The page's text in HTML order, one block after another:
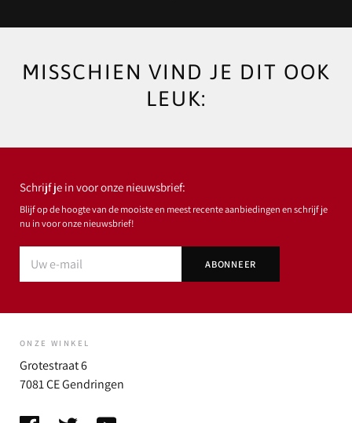
MISSCHIEN VIND JE DIT OOK
LEUK:
Schrijf je in voor onze nieuwsbrief:
Blijf op de hoogte van de mooiste en meest recente aanbiedingen en schrijf je
nu in voor onze nieuwsbrief!
ONZE WINKEL
Grotestraat 6
7081 CE Gendringen